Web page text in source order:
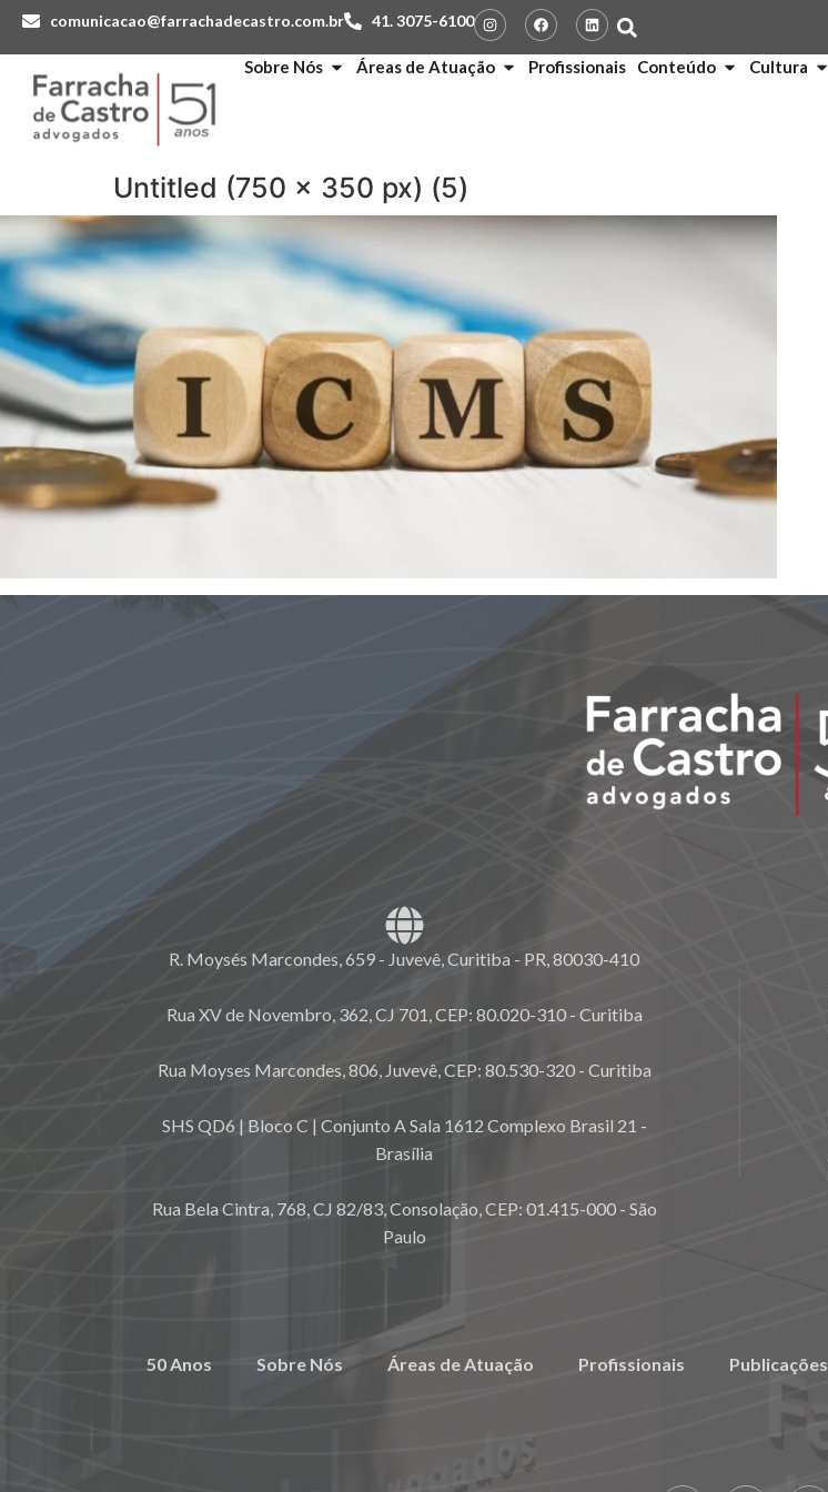
comunicacao@farrachadecastro.com.br 41. 3075-6100
Sobre Nós Áreas de Atuação Profissionais Conteúdo Cultura
Untitled (750 x 350 px) (5)
R. Moysés Marcondes, 659 - Juvevê, Curitiba - PR, 80030-410
Rua XV de Novembro, 362, CJ 701, CEP: 80.020-310 - Curitiba
Rua Moyses Marcondes, 806, Juvevê, CEP: 80.530-320 - Curitiba
SHS QD6 | Bloco C | Conjunto A Sala 1612 Complexo Brasil 21 -
Brasília
Rua Bela Cintra, 768, CJ 82/83, Consolação, CEP: 01.415-000 - São
Paulo
50 Anos Sobre Nós Áreas de Atuação Profissionais Publicações